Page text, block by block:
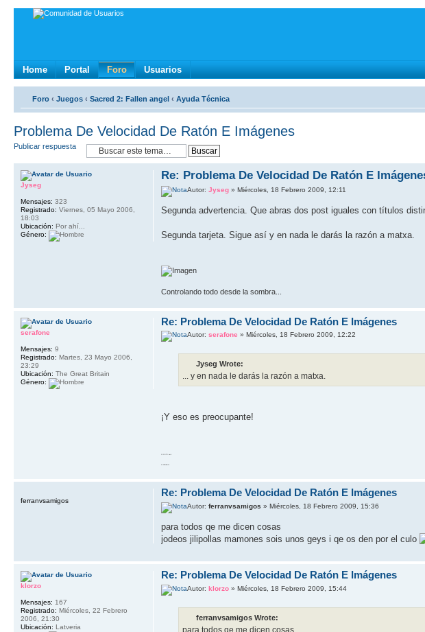
Home Portal Foro Usuarios
Foro ‹ Juegos ‹ Sacred 2: Fallen angel ‹ Ayuda Técnica
Problema De Velocidad De Ratón E Imágenes
Publicar respuesta
Re: Problema De Velocidad De Ratón E
Autor:Jyseg » Miércoles, 18 Febrero 2009, 12:11
Segunda advertencia. Que abras dos post iguales con títulos
Segunda tarjeta. Sigue así y en nada le darás la razón a matxa.
Controlando todo desde la sombra...
Jyseg
Mensajes: 323
Registrado: Viernes, 05 Mayo 2006,
18:03
Ubicación: Por ahí...
Género:
Re: Problema De Velocidad De Ratón E Imágenes
Autor:serafone » Miércoles, 18 Febrero 2009, 12:22
Jyseg Wrote:
... y en nada le darás la razón a matxa.
¡Y eso es preocupante!
serafone
Mensajes: 9
Registrado: Martes, 23 Mayo 2006,
23:29
Ubicación: The Great Britain
Género:
Re: Problema De Velocidad De Ratón E Imágenes
Autor:ferranvsamigos » Miércoles, 18 Febrero 2009, 15:36
para todos qe me dicen cosas
jodeos jilipollas mamones sois unos geys i qe os den por el culo
ferranvsamigos
Re: Problema De Velocidad De Ratón E Imágenes
Autor:klorzo » Miércoles, 18 Febrero 2009, 15:44
ferranvsamigos Wrote:
para todos qe me dicen cosas
klorzo
Mensajes: 167
Registrado: Miércoles, 22 Febrero
2006, 21:30
Ubicación: Latveria